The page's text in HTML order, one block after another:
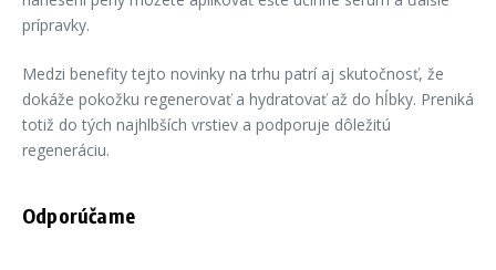
prípravky.
Medzi benefity tejto novinky na trhu patrí aj skutočnosť, že
dokáže pokožku regenerovať a hydratovať až do hĺbky. Preniká
totiž do tých najhlbších vrstiev a podporuje dôležitú
regeneráciu.
Odporúčame